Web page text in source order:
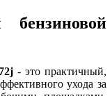
бензиновой
- это практичный,
ухода за